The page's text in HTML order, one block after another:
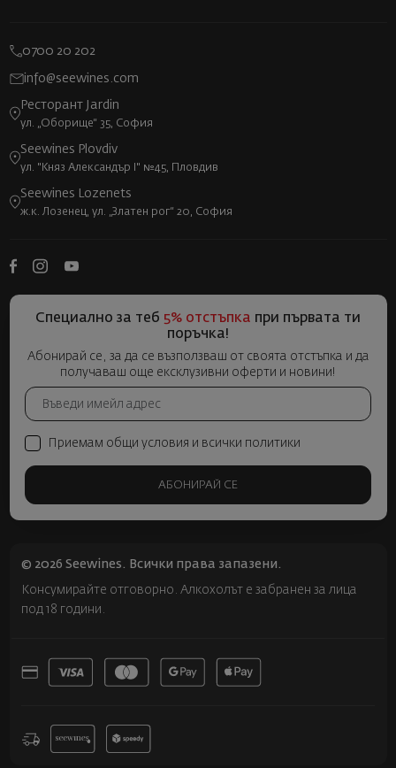
0700 20 202
info@seewines.com
Ресторант Jardin
ул. „Оборище“ 35, София
Seewines Plovdiv
ул. "Княз Александър I" №45, Пловдив
Seewines Lozenets
ж.к. Лозенец, ул. „Златен рог“ 20, София
Специално за теб 5% отстъпка при първата ти
поръчка!
Абонирай се, за да се възползваш от своята отстъпка и да
получаваш още ексклузивни оферти и новини!
Приемам общи условия и всички политики
АБОНИРАЙ СЕ
© 2026 Seewines. Всички права запазени.
Консумирайте отговорно. Алкохолът е забранен за лица
под 18 години.